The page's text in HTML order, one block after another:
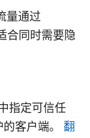
量通过
合同时需要隐
指定可信任
客户端。 翻